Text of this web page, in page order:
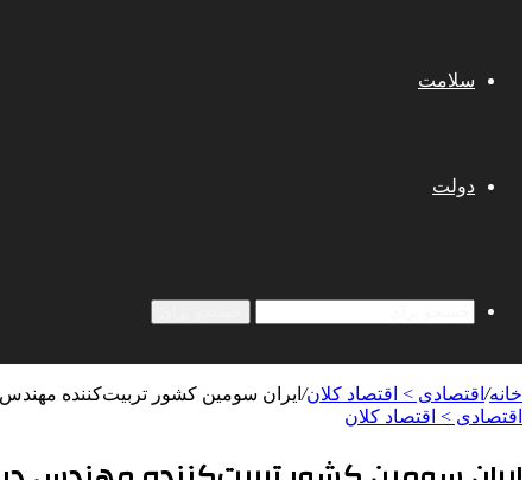
سلامت
دولت
خانه/ اقتصادی > اقتصاد کلان/ ایران سومین کشور تربیت‌کننده
اقتصادی > اقتصاد کلان